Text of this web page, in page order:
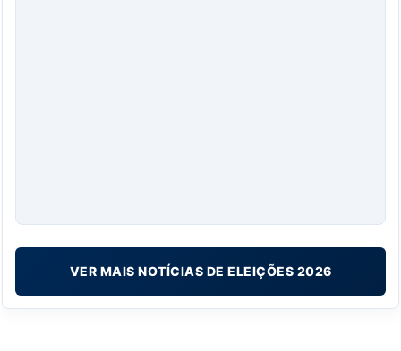
VER MAIS NOTÍCIAS DE ELEIÇÕES 2026